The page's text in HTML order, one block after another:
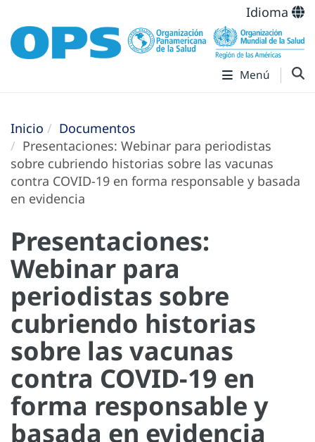
Idioma
Menú
Inicio
Documentos
Presentaciones: Webinar para periodistas
sobre cubriendo historias sobre las vacunas
contra COVID-19 en forma responsable y basada
en evidencia
Presentaciones:
Webinar para
periodistas sobre
cubriendo historias
sobre las vacunas
contra COVID-19 en
forma responsable y
basada en evidencia